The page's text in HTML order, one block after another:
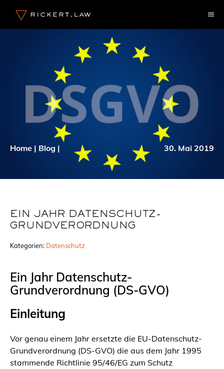
Inhalt
springen
Home | Blog | 30. Mai 2019
EIN JAHR DATENSCHUTZ-
GRUNDVERORDNUNG
Kategorien: Datenschutz
Ein Jahr Datenschutz-
Grundverordnung (DS-GVO)
Einleitung
Vor genau einem Jahr ersetzte die EU-Datenschutz-
Grundverordnung (DS-GVO) die aus dem Jahr 1995
stammende Richtlinie 95/46/EG zum Schutz